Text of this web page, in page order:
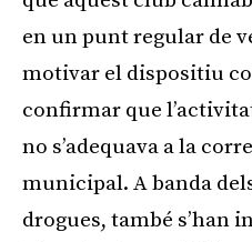
en un punt regular de
motivar el dispositiu
confirmar que
no s’adequava a la
municipal. A banda
drogues, també s’han